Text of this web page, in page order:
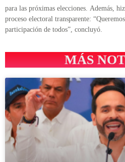
para las próximas elecciones. Además,
proceso electoral transparente:
participación de todos”, concluyó.
MÁS